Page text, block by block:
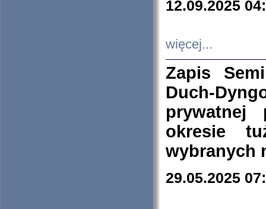
12.09.2025
więcej...
Zapis
Duch-
prywatnej
okresie
wybranych
29.05.2025